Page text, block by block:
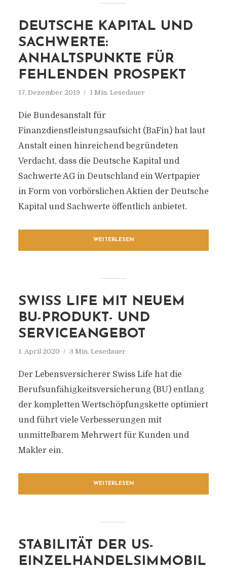
DEUTSCHE KAPITAL UND
SACHWERTE:
ANHALTSPUNKTE FÜR
FEHLENDEN PROSPEKT
17. Dezember 2019 1 Min. Lesedauer
Die Bundesanstalt für
Finanzdienstleistungsaufsicht (BaFin) hat laut
Anstalt einen hinreichend begründeten
Verdacht, dass die Deutsche Kapital und
Sachwerte AG in Deutschland ein Wertpapier
in Form von vorbörslichen Aktien der Deutsche
Kapital und Sachwerte öffentlich anbietet.
WEITERLESEN
SWISS LIFE MIT NEUEM
BU-PRODUKT- UND
SERVICEANGEBOT
1. April 2020 3 Min. Lesedauer
Der Lebensversicherer Swiss Life hat die
Berufsunfähigkeitsversicherung (BU) entlang
der kompletten Wertschöpfungskette optimiert
und führt viele Verbesserungen mit
unmittelbarem Mehrwert für Kunden und
Makler ein.
WEITERLESEN
STABILITÄT DER US-
EINZELHANDELSIMMOBIL